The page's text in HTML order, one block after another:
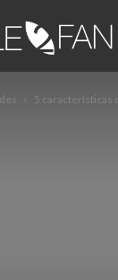
5 características